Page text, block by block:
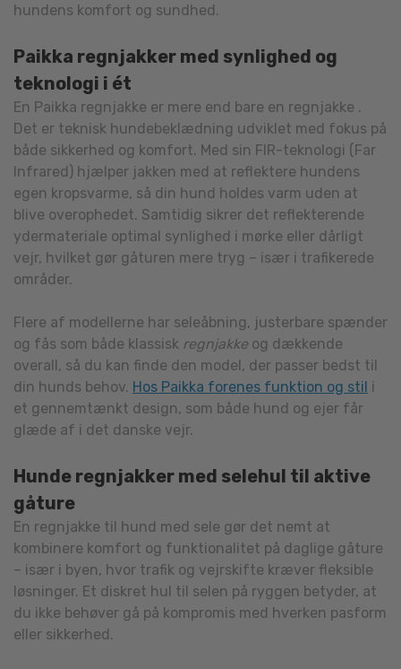
hundens komfort og sundhed.
Paikka regnjakker med synlighed og
teknologi i ét
En Paikka regnjakke er mere end bare en regnjakke .
Det er teknisk hundebeklædning udviklet med fokus på
både sikkerhed og komfort. Med sin FIR-teknologi (Far
Infrared) hjælper jakken med at reflektere hundens
egen kropsvarme, så din hund holdes varm uden at
blive overophedet. Samtidig sikrer det reflekterende
ydermateriale optimal synlighed i mørke eller dårligt
vejr, hvilket gør gåturen mere tryg – især i trafikerede
områder.
Flere af modellerne har seleåbning, justerbare spænder
og fås som både klassisk regnjakke og dækkende
overall, så du kan finde den model, der passer bedst til
din hunds behov. Hos Paikka forenes funktion og stil i
et gennemtænkt design, som både hund og ejer får
glæde af i det danske vejr.
Hunde regnjakker med selehul til aktive
gåture
En regnjakke til hund med sele gør det nemt at
kombinere komfort og funktionalitet på daglige gåture
– især i byen, hvor trafik og vejrskifte kræver fleksible
løsninger. Et diskret hul til selen på ryggen betyder, at
du ikke behøver gå på kompromis med hverken pasform
eller sikkerhed.